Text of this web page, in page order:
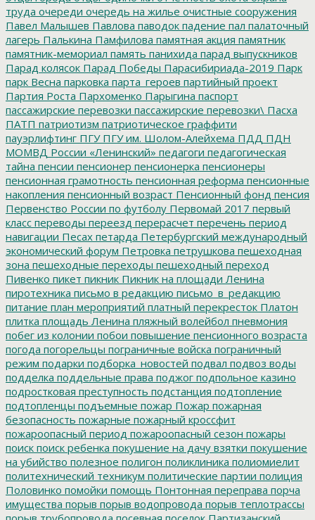
труда очереди очередь на жилье очистные сооружения
Павел Малышев Павлова паводок падение пал палаточный
лагерь Палькина Памфилова памятная акция памятник
памятник-мемориал память панихида парад выпускников
Парад колясок Парад Победы Парасибириада-2019 Парк
парк Весна парковка парта_героев партийный проект
Партия Роста Пархоменко Парыгина паспорт
пассажирские перевозки пассажирские перевозки\ Пасха
ПАТП патриотизм патриотическое граффити
пауэрлифтинг ПГУПГУ им. Шолом-Алейхема ПДД ПДН
МОМВД России «Ленинский» педагоги педагогическая
тайна пенсии пенсионер пенсионерка пенсионеры
пенсионная грамотность пенсионная реформа пенсионные
накопления пенсионный возраст Пенсионный фонд пенсия
Первенство России по футболу Первомай 2017 первый
класс переводы переезд перерасчет перечень период
навигации Песах петарда Петербургский международный
экономический форум Петровка петрушкова пешеходная
зона пешеходные переходы пешеходный переход
Пивенко пикет пикник Пикник на площади Ленина
пиротехника письмо в редакцию письмо_в_редакцию
питание план мероприятий платный перекресток Платон
плитка площадь Ленина пляжный волейбол пневмония
побег из колонии побои повышение пенсионного возраста
погода погорельцы пограничные войска пограничный
режим подарки подборка_новостей подвал подвоз воды
подделка поддельные права поджог подпольное казино
подростковая преступность подстанция подтопление
подтопленцы подъемные пожар Пожар пожарная
безопасность пожарные пожарный кроссфит
пожароопасный период пожароопасный сезон пожары
поиск поиск ребенка покушение на дачу взятки покушение
на убийство полезное полигон поликлиника полиомиелит
политехнический техникум политические партии полиция
Половинко помойки помощь Понтонная переправа порча
имущества порыв порыв водопровода порыв теплотрассы